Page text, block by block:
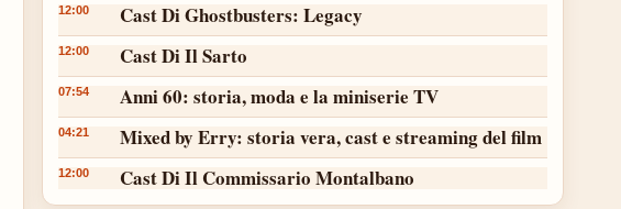
12:00 Cast Di Ghostbusters: Legacy
12:00 Cast Di Il Sarto
07:54 Anni 60: storia, moda e la miniserie TV
04:21 Mixed by Erry: storia vera, cast e streaming del film
12:00 Cast Di Il Commissario Montalbano